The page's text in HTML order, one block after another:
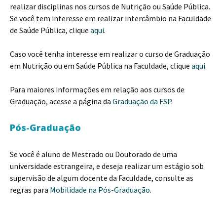
realizar disciplinas nos cursos de Nutrição ou Saúde Pública.
Se você tem interesse em realizar intercâmbio na Faculdade
de Saúde Pública, clique aqui.
Caso você tenha interesse em realizar o curso de Graduação
em Nutrição ou em Saúde Pública na Faculdade, clique aqui.
Para maiores informações em relação aos cursos de
Graduação, acesse a página da Graduação da FSP.
Pós-Graduação
Se você é aluno de Mestrado ou Doutorado de uma
universidade estrangeira, e deseja realizar um estágio sob
supervisão de algum docente da Faculdade, consulte as
regras para Mobilidade na Pós-Graduação.